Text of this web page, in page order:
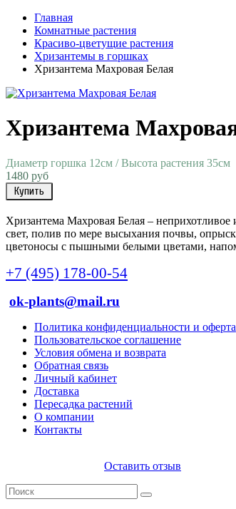
Главная
Комнатные растения
Красиво-цветущие растения
Хризантемы в горшках
Хризантема Махровая Белая
Хризантема
Диаметр горшка 12см / Высота растения 35см
1480 руб
Купить
Хризантема Махровая Белая –
свет, полив по мере высыхания почвы,
цветоносы с пышными белыми цветами,
+7 (495) 178-00-54
ok-plants@mail.ru
Политика конфиденциальности и оферта
Пользовательское соглашение
Условия обмена и возврата
Обратная связь
Личный кабинет
Доставка
Пересадка растений
О компании
Контакты
Оставить отзыв